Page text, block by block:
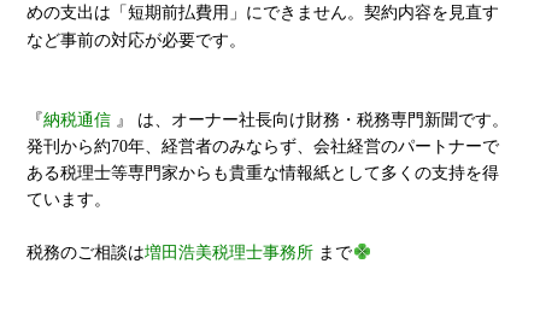
めの支出は「短期前払費用」にできません。契約内容を見直す
など事前の対応が必要です。
『納税通信 』 は、オーナー社長向け財務・税務専門新聞です。
発刊から約70年、経営者のみならず、会社経営のパートナーで
ある税理士等専門家からも貴重な情報紙として多くの支持を得
ています。
税務のご相談は増田浩美税理士事務所 まで